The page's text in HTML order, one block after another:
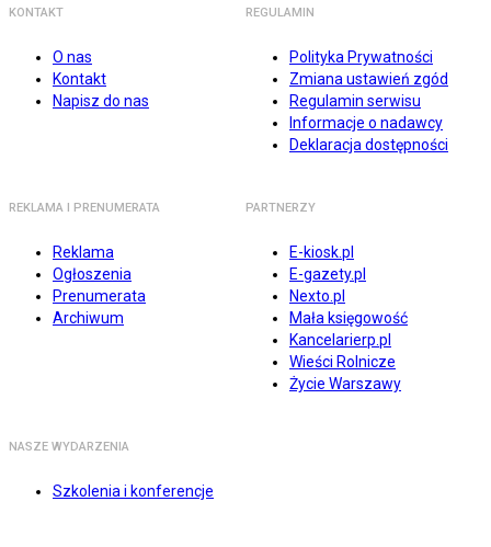
KONTAKT
O nas
Kontakt
Napisz do nas
REGULAMIN
Polityka Prywatności
Zmiana ustawień zgód
Regulamin serwisu
Informacje o nadawcy
Deklaracja dostępności
REKLAMA I PRENUMERATA
Reklama
Ogłoszenia
Prenumerata
Archiwum
PARTNERZY
E-kiosk.pl
E-gazety.pl
Nexto.pl
Mała księgowość
Kancelarierp.pl
Wieści Rolnicze
Życie Warszawy
NASZE WYDARZENIA
Szkolenia i konferencje